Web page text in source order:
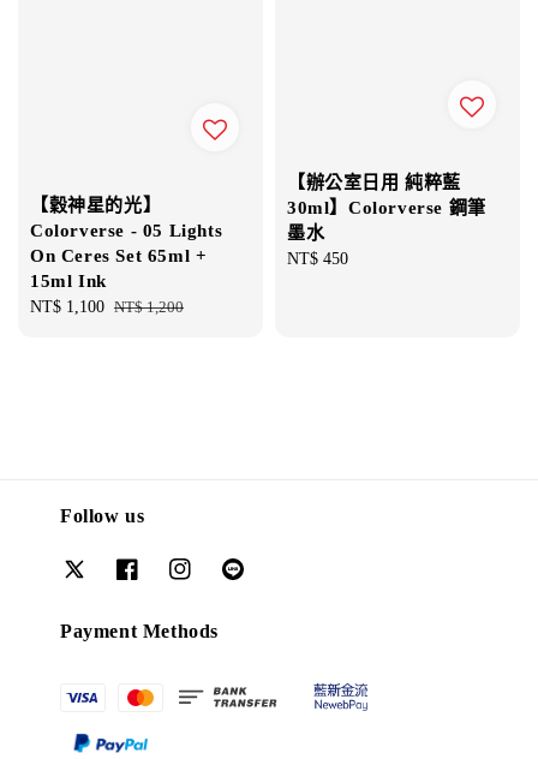
【穀神星的光】
Colorverse - 05 Lights
On Ceres Set 65ml +
15ml Ink
Sale
NT$ 1,100 Regular
NT$ 1,200
【辦公室日用 純粹藍
30ml】Colorverse 鋼筆
墨水
Regular
NT$ 450
Follow us
Payment Methods